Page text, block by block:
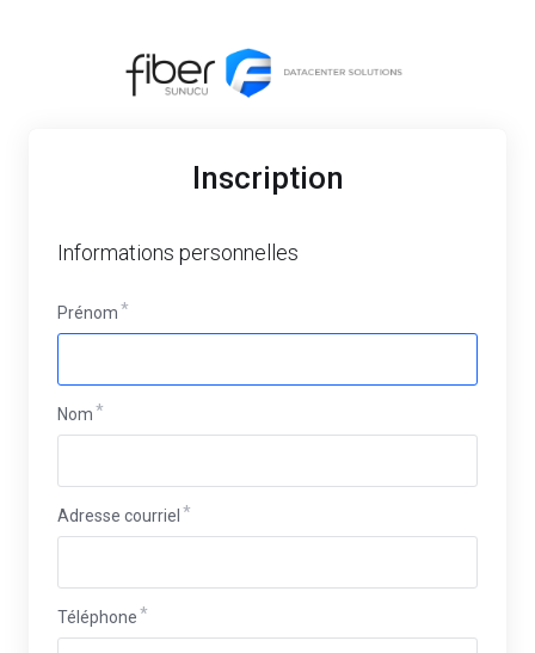
Inscription
Informations personnelles
Prénom
Nom
Adresse courriel
Téléphone